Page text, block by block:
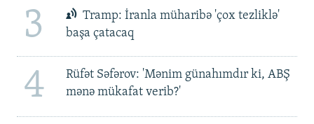
3
Tramp: İranla müharibə 'çox tezliklə'
başa çatacaq
4
Rüfət Səfərov: 'Mənim günahımdır ki, ABŞ
mənə mükafat verib?'